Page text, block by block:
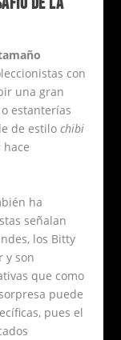
con
una gran
estanterías
de estilochibi
hace
ha
señalan
los Bitty
y son
que como
puede
pues el